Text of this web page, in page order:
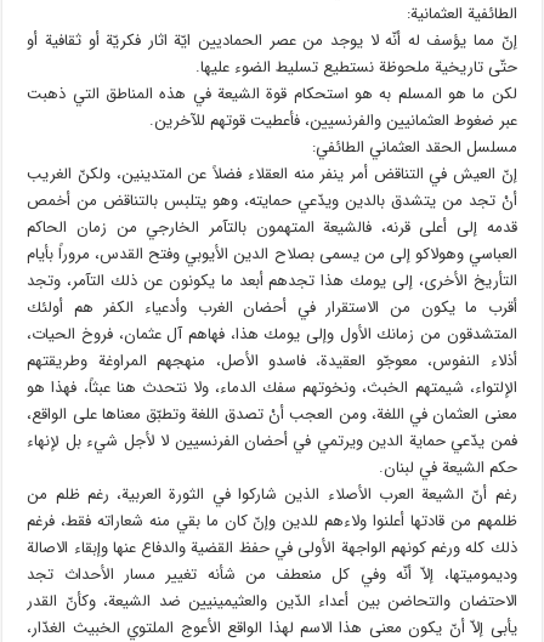
الطائفية العثمانية:
إنّ مما يؤسف له أنّه لا يوجد من عصر الحماديين ايّة اثار فكريّة أو ثقافية أو
حتّى تاريخية ملحوظة نستطيع تسليط الضوء عليها.
لكن ما هو المسلم به هو استحكام قوة الشيعة في هذه المناطق التي ذهبت
عبر ضغوط العثمانيين والفرنسيين، فأعطيت قوتهم للآخرين.
مسلسل الحقد العثماني الطائفي:
إنّ العيش في التناقض أمر ينفر منه العقلاء فضلاً عن المتدينين، ولكنّ الغريب
أنْ تجد من يتشدق بالدين ويدّعي حمايته، وهو يتلبس بالتناقض من أخمص
قدمه إلى أعلى قرنه، فالشيعة المتهمون بالتآمر الخارجي من زمان الحاكم
العباسي وهولاكو إلى من يسمى بصلاح الدين الأيوبي وفتح القدس، مروراً بأيام
التأريخ الأخرى، إلى يومك هذا تجدهم أبعد ما يكونون عن ذلك التآمر، وتجد
أقرب ما يكون من الاستقرار في أحضان الغرب وأدعياء الكفر هم أولئك
المتشدقون من زمانك الأول وإلى يومك هذا، فهاهم آل عثمان، فروخ الحيات،
أذلاء النفوس، معوجّو العقيدة، فاسدو الأصل، منهجهم المراوغة وطريقتهم
الإلتواء، شيمتهم الخبث، ونخوتهم سفك الدماء، ولا نتحدث هنا عبثاً، فهذا هو
معنى العثمان في اللغة، ومن العجب أنْ تصدق اللغة وتطبّق معناها على الواقع،
فمن يدّعي حماية الدين ويرتمي في أحضان الفرنسيين لا لأجل شيء بل لإنهاء
حكم الشيعة في لبنان.
رغم أنّ الشيعة العرب الأصلاء الذين شاركوا في الثورة العربية، رغم ظلم من
ظلمهم من قادتها أعلنوا ولاءهم للدين وإنّ كان ما بقي منه شعاراته فقط، فرغم
ذلك كله ورغم كونهم الواجهة الأولى في حفظ القضية والدفاع عنها وإبقاء الاصالة
وديموميتها، إلاّ أنّه وفي كل منعطف من شأنه تغيير مسار الأحداث تجد
الاحتضان والتحاضن بين أعداء الدّين والعثيمينيين ضد الشيعة، وكأنّ القدر
يأبى إلاّ أنّ يكون معنى هذا الاسم لهذا الواقع الأعوج الملتوي الخبيث الغدّار،